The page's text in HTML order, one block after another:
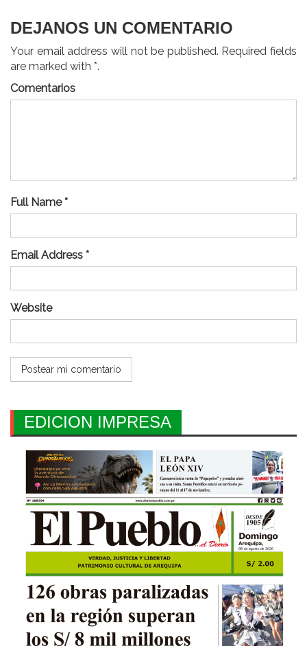
DEJANOS UN COMENTARIO
Your email address will not be published. Required fields
are marked with *.
Comentarios
Full Name *
Email Address *
Website
EDICION IMPRESA